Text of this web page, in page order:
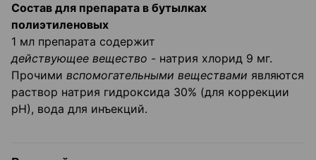
Состав для препарата в бутылках
полиэтиленовых
1 мл препарата содержит
действующее вещество - натрия хлорид 9 мг.
Прочими вспомогательными веществами являются
раствор натрия гидроксида 30% (для коррекции
рН), вода для инъекций.